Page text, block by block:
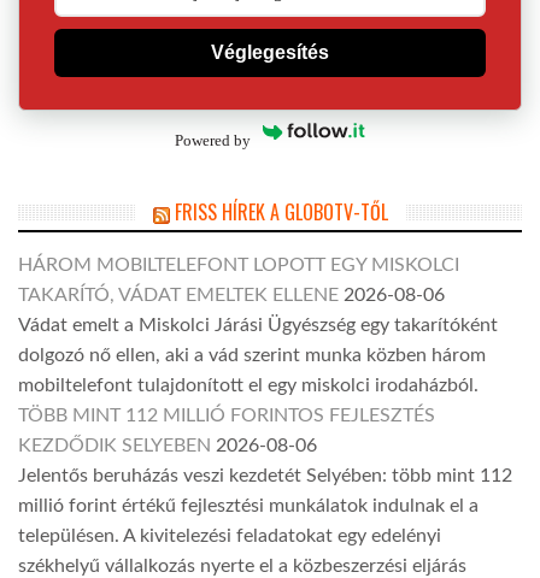
Véglegesítés
Powered by
FRISS HÍREK A GLOBOTV-TŐL
HÁROM MOBILTELEFONT LOPOTT EGY MISKOLCI
TAKARÍTÓ, VÁDAT EMELTEK ELLENE 2026-08-06
Vádat emelt a Miskolci Járási Ügyészség egy takarítóként
dolgozó nő ellen, aki a vád szerint munka közben három
mobiltelefont tulajdonított el egy miskolci irodaházból.
TÖBB MINT 112 MILLIÓ FORINTOS FEJLESZTÉS
KEZDŐDIK SELYEBEN 2026-08-06
Jelentős beruházás veszi kezdetét Selyében: több mint 112
millió forint értékű fejlesztési munkálatok indulnak el a
településen. A kivitelezési feladatokat egy edelényi
székhelyű vállalkozás nyerte el a közbeszerzési eljárás